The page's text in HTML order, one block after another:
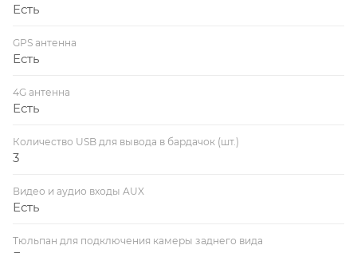
Есть
GPS антенна
Есть
4G антенна
Есть
Количество USB для вывода в бардачок (шт.)
3
Видео и аудио входы AUX
Есть
Тюльпан для подключения камеры заднего вида